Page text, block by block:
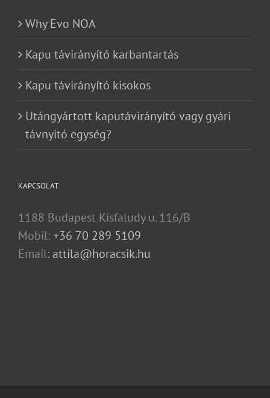
Why Evo NOA
Kapu távirányító karbantartás
Kapu távirányító kisokos
Utángyártott kaputávirányító vagy gyári
távnyitó egység?
KAPCSOLAT
1188 Budapest Kisfaludy u. 116/B
Mobil:+36 70 289 5109
Email: attila@horacsik.hu